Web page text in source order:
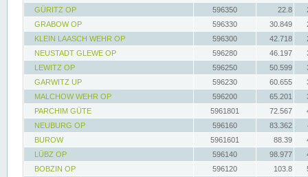
GÜRITZ OP
596350 22.8
GRABOW OP
596330 30.849
KLEIN LAASCH WEHR OP
596300 42.718
NEUSTADT GLEWE OP
596280 46.197
LEWITZ OP
596250 50.599
GARWITZ UP
596230 60.655
MALCHOW WEHR OP
596200 65.201
PARCHIM GÜTE
5961801 72.567
NEUBURG OP
596160 83.362
BUROW
5961601 88.39
LÜBZ OP
596140 98.977
BOBZIN OP
596120 103.8